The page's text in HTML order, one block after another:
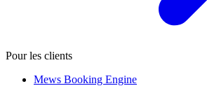
Pour les clients
Mews Booking Engine